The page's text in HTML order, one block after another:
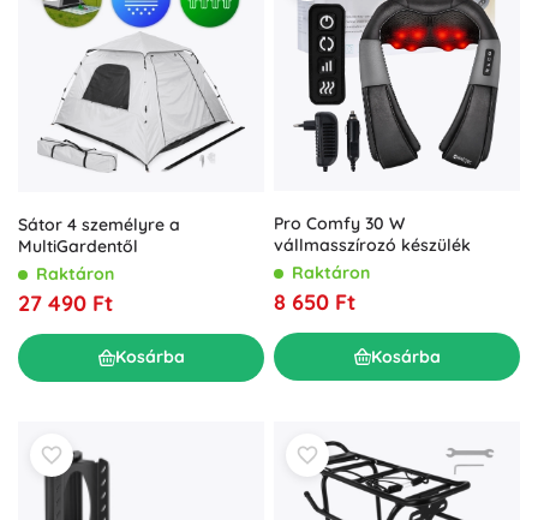
Sátor 4 személyre a
MultiGardentől
Raktáron
27 490 Ft
Kosárba
Pro Comfy 30 W
vállmasszírozó készülék
Raktáron
8 650 Ft
Kosárba